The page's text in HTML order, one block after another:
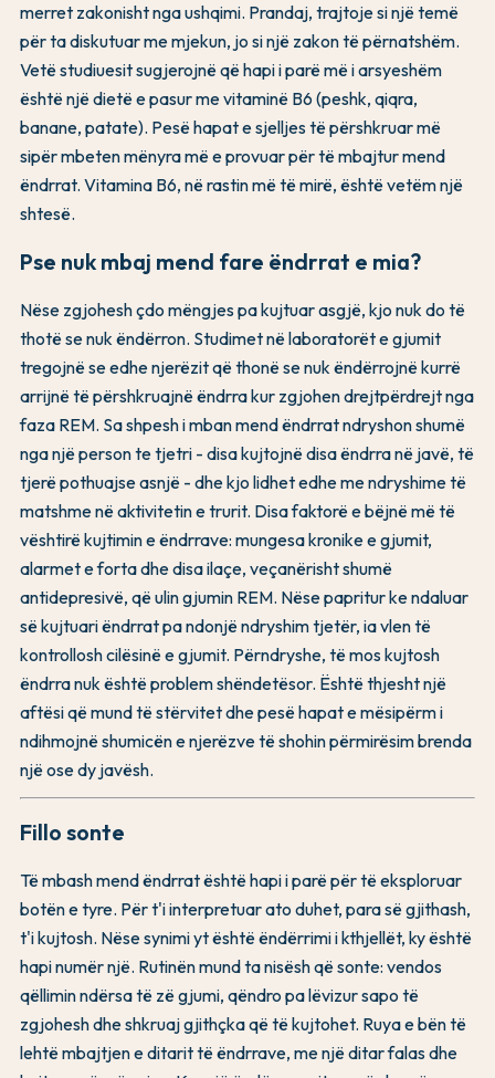
merret zakonisht nga ushqimi. Prandaj, trajtoje si një temë
për ta diskutuar me mjekun, jo si një zakon të përnatshëm.
Vetë studiuesit sugjerojnë që hapi i parë më i arsyeshëm
është një dietë e pasur me vitaminë B6 (peshk, qiqra,
banane, patate). Pesë hapat e sjelljes të përshkruar më
sipër mbeten mënyra më e provuar për të mbajtur mend
ëndrrat. Vitamina B6, në rastin më të mirë, është vetëm një
shtesë.
Pse nuk mbaj mend fare ëndrrat e mia?
Nëse zgjohesh çdo mëngjes pa kujtuar asgjë, kjo nuk do të
thotë se nuk ëndërron. Studimet në laboratorët e gjumit
tregojnë se edhe njerëzit që thonë se nuk ëndërrojnë kurrë
arrijnë të përshkruajnë ëndrra kur zgjohen drejtpërdrejt nga
faza REM. Sa shpesh i mban mend ëndrrat ndryshon shumë
nga një person te tjetri - disa kujtojnë disa ëndrra në javë, të
tjerë pothuajse asnjë - dhe kjo lidhet edhe me ndryshime të
matshme në aktivitetin e trurit. Disa faktorë e bëjnë më të
vështirë kujtimin e ëndrrave: mungesa kronike e gjumit,
alarmet e forta dhe disa ilaçe, veçanërisht shumë
antidepresivë, që ulin gjumin REM. Nëse papritur ke ndaluar
së kujtuari ëndrrat pa ndonjë ndryshim tjetër, ia vlen të
kontrollosh cilësinë e gjumit. Përndryshe, të mos kujtosh
ëndrra nuk është problem shëndetësor. Është thjesht një
aftësi që mund të stërvitet dhe pesë hapat e mësipërm i
ndihmojnë shumicën e njerëzve të shohin përmirësim brenda
një ose dy javësh.
Fillo sonte
Të mbash mend ëndrrat është hapi i parë për të eksploruar
botën e tyre. Për t'i interpretuar ato duhet, para së gjithash,
t'i kujtosh. Nëse synimi yt është ëndërrimi i kthjellët, ky është
hapi numër një. Rutinën mund ta nisësh që sonte: vendos
qëllimin ndërsa të zë gjumi, qëndro pa lëvizur sapo të
zgjohesh dhe shkruaj gjithçka që të kujtohet. Ruya e bën të
lehtë mbajtjen e ditarit të ëndrrave, me një ditar falas dhe